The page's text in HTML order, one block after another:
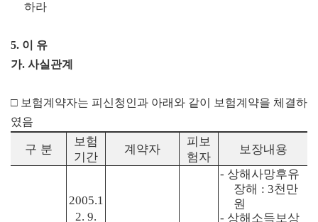
하라
5. 이 유
가. 사실관계
□ 보험계약자는 피신청인과 아래와 같이 보험계약을 체결하
였음
구 분
보험
기간
계약자
피보
험자
보장내용
2005.1
2. 9.
- 상해사망후유
장해 : 3천만
원
- 상해소득보상